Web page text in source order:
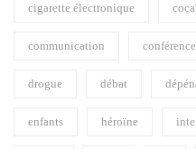
cigarette électronique
communication conférence
drogue débat
enfants héroïne